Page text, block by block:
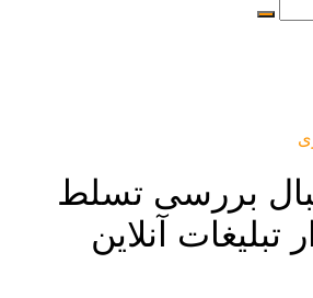
دنبال بررسی تسلط
تبلیغات آنلاین